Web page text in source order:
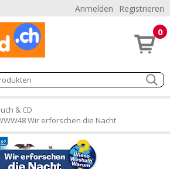
Anmelden Registrieren
0
& CD
Wir erforschen die Nacht